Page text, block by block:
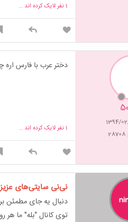
1نفر لایک کرده اند ...
دختر عرب با فارس
1نفر لایک کرده اند ...
نی‌نی سایتی‌های عزیز
دنبال یه جای مطمئن
توی کانال "بله" ما هر